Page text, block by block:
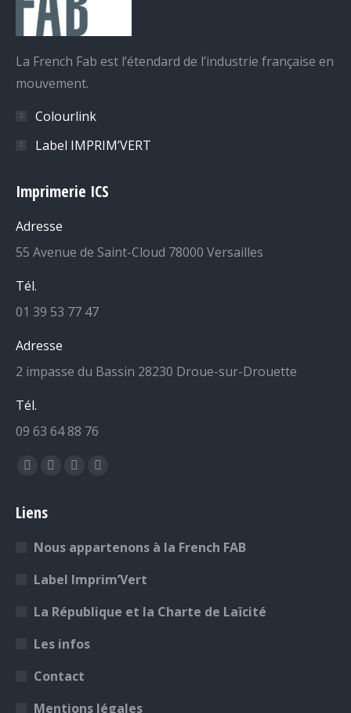
La French Fab est l’étendard de l’industrie française en
mouvement.
Colourlink
Label IMPRIM’VERT
Imprimerie ICS
Adresse
55 Avenue de Saint-Cloud 78000 Versailles
Tél.
01 39 53 77 47
Adresse
2 impasse du Bassin 28230 Droue-sur-Drouette
Tél.
09 63 64 88 76
Retrouvez-nous sur :
La
Facebook
dans
une
fenêtre
La
dans
une
fenêtre
La
dans
une
fenêtre
La
dans
une
fenêtre
Liens
Nous appartenons à la French FAB
Label Imprim’Vert
La République et la Charte de Laïcité
Les infos
Contact
Mentions légales